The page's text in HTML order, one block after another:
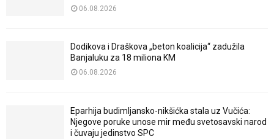
06.08.2026
Dodikova i Draškova „beton koalicija“ zadužila
Banjaluku za 18 miliona KM
06.08.2026
Eparhija budimljansko-nikšićka stala uz Vučića:
Njegove poruke unose mir među svetosavski narod
i čuvaju jedinstvo SPC